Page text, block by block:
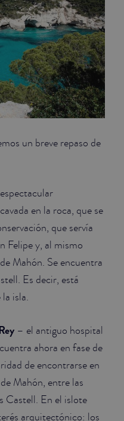
un breve repaso de
en la roca, que se
que servía
Felipe y, al mismo
Mahón. Se encuentra
Es decir, está
isla.
– el antiguo hospital
ahora en fase de
de encontrarse en
Mahón, entre las
Castell. En el islote
arquitectónico: los